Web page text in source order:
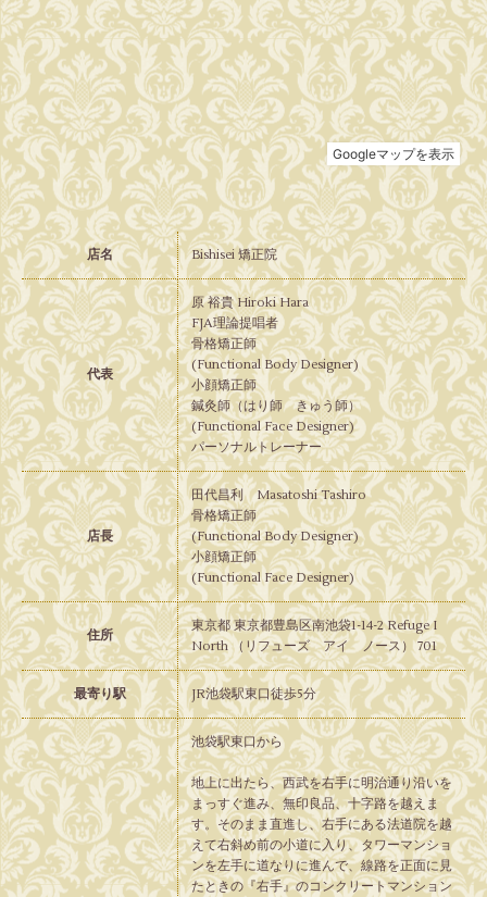
店名 Bishisei 矯正院
代表
原 裕貴 Hiroki Hara
FJA理論提唱者
骨格矯正師
(Functional Body Designer)
小顔矯正師
鍼灸師（はり師 きゅう師）
(Functional Face Designer)
パーソナルトレーナー
店長
田代昌利 Masatoshi Tashiro
骨格矯正師
(Functional Body Designer)
小顔矯正師
(Functional Face Designer)
住所
東京都 東京都豊島区南池袋1-14-2 Refuge I
North （リフューズ アイ ノース） 701
最寄り駅 JR池袋駅東口徒歩5分
池袋駅東口から
地上に出たら、西武を右手に明治通り沿いを
まっすぐ進み、無印良品、十字路を越えま
す。そのまま直進し、右手にある法道院を越
えて右斜め前の小道に入り、タワーマンショ
ンを左手に道なりに進んで、線路を正面に見
たときの『右手』のコンクリートマンション